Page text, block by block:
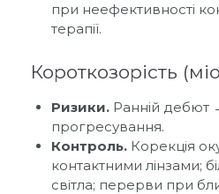
при неефективності
терапії.
Короткозорість
Ризики.Ранній дебют
прогресування.
Контроль.Корекція
контактними лінзами;
світла; перерви при